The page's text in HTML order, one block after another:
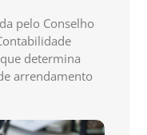
pelo Conselho
determina
arrendamento